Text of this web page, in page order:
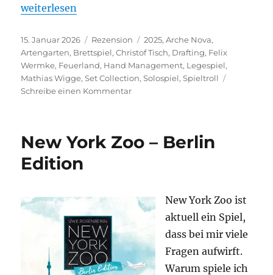
„Artengarten – Arche Nova Light oder doch mehr?“
weiterlesen
Veröffentlicht
am
15. Januar 2026 Kategorien
Rezension Schlagwörter
2025,Arche Nova,
Artengarten, Brettspiel,Christof Tisch, Drafting, Felix
Wermke, Feuerland, Hand Management, Legespiel,
Mathias Wigge,Set Collection,Solospiel,Spieltroll
Schreibe einen Kommentarzu
Nova
New York Zoo – Berlin
Edition
New York Zoo ist
aktuell ein Spiel,
dass bei mir viele
Fragen aufwirft.
Warum spiele ich